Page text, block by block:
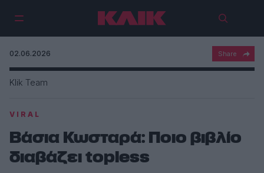
02.06.2026
VIRAL
Βάσια Κωσταρά: Ποιο βιβλίο
διαβάζει topless
Klik Team